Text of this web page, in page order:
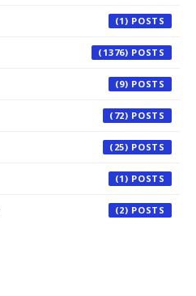
(1)
(1376)
(9)
(72)
(25)
(1)
(2)